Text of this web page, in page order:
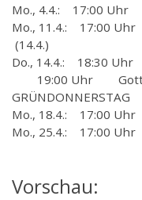
Mo., 4.4.:
Mo., 11.4.:
(14.4.)
Do., 14.4.: 18:30
19:00 Uhr
GRÜNDONNERSTAG
Mo., 18.4.: 17:00
Mo., 25.4.: 17:00
Vorschau: